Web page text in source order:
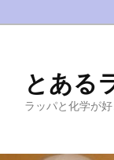
とある
ラッパと化学が